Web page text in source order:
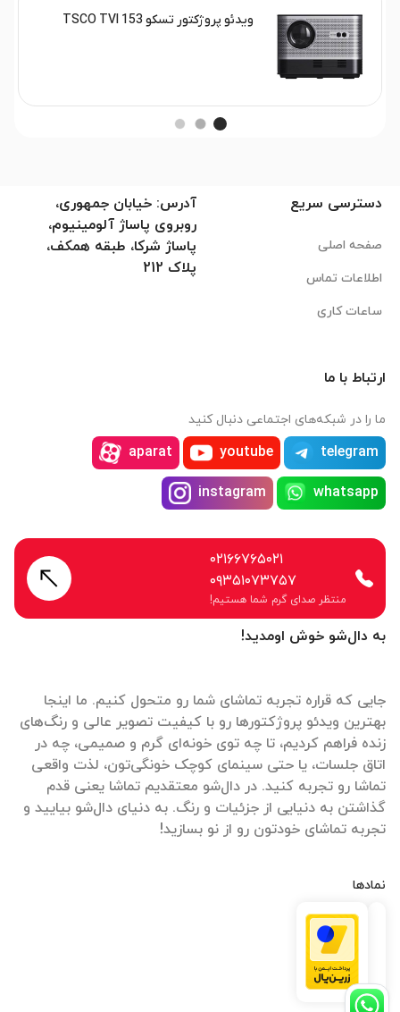
ویدئو پروژکتور تسکو TSCO TVI 153
به دال‌شو خوش اومدید!
جایی که قراره تجربه تماشای شما رو متحول کنیم. ما اینجا
بهترین ویدئو پروژکتورها رو با کیفیت تصویر عالی و رنگ‌های
زنده فراهم کردیم، تا چه توی خونه‌ای گرم و صمیمی، چه در
اتاق جلسات، یا حتی سینمای کوچک خونگی‌تون، لذت واقعی
تماشا رو تجربه کنید. در دال‌شو معتقدیم تماشا یعنی قدم
گذاشتن به دنیایی از جزئیات و رنگ. به دنیای دال‌شو بیایید و
تجربه تماشای خودتون رو از نو بسازید!
نمادها
دسترسی سریع
صفحه اصلی
اطلاعات تماس
ساعات کاری
آدرس: خیابان جمهوری،
روبروی پاساژ آلومینیوم،
پاساژ شرکا، طبقه همکف،
پلاک 212
ارتباط با ما
ما را در شبکه‌های اجتماعی دنبال کنید
telegram
youtube
aparat
whatsapp
instagram
۰۲۱۶۶۷۶۵۰۲۱
۰۹۳۵۱۰۷۳۷۵۷
منتظر صدای گرم شما هستیم!